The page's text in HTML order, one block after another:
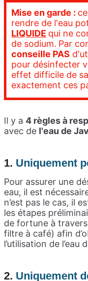
Mise en garde :
rendre de l'eau
LIQUIDE qui ne
de sodium. Par
conseille PAS
pour désinfecter
effet difficile de
exactement ces
Il y a 4 règles à
avec de l'eau de
1. Uniquement
Pour assurer une
eau, il est
n’est pas le cas, il
les étapes
de fortune à
filtre à café) afin
l’utilisation de l’eau
2. Uniquement